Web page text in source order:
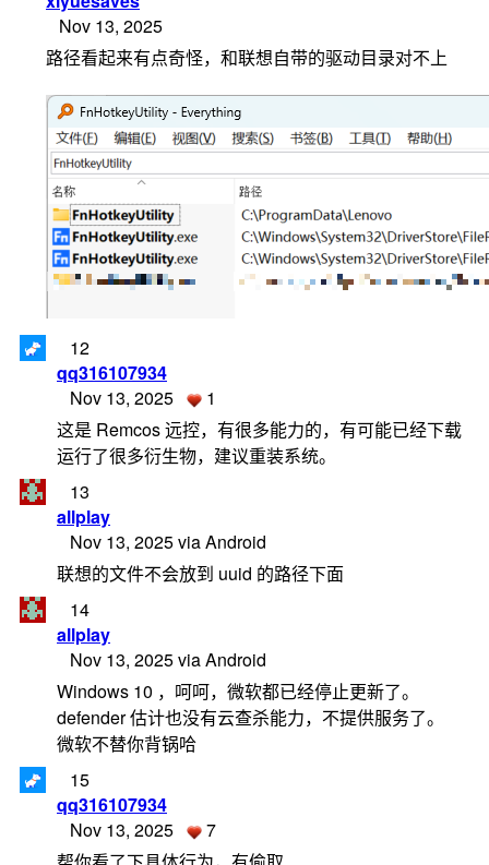
Nov 13, 2025
路径看起来有点奇怪，和联想自带的驱动目录对不上
12
qq316107934
Nov 13, 2025
1
这是 Remcos 远控，有很多能力的，有可能已经下载
运行了很多衍生物，建议重装系统。
13
allplay
Nov 13, 2025 via Android
联想的文件不会放到 uuid 的路径下面
14
allplay
Nov 13, 2025 via Android
Windows 10 ，呵呵，微软都已经停止更新了。
defender 估计也没有云查杀能力，不提供服务了。
微软不替你背锅哈
15
qq316107934
Nov 13, 2025
7